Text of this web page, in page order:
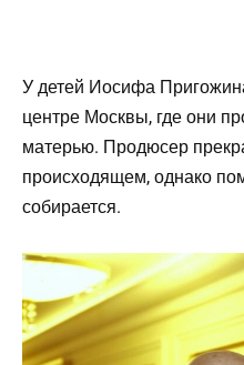
У детей Иосифа
центре Москвы, где они
матерью. Продюсер
происходящем, однако
собирается.